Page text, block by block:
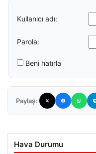
Kullanıcı adı:
Parola:
Beni hatırla
Paylaş:
Hava Durumu